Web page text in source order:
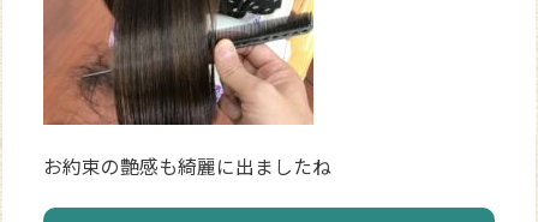
お約束の艶感も綺麗に出ましたね